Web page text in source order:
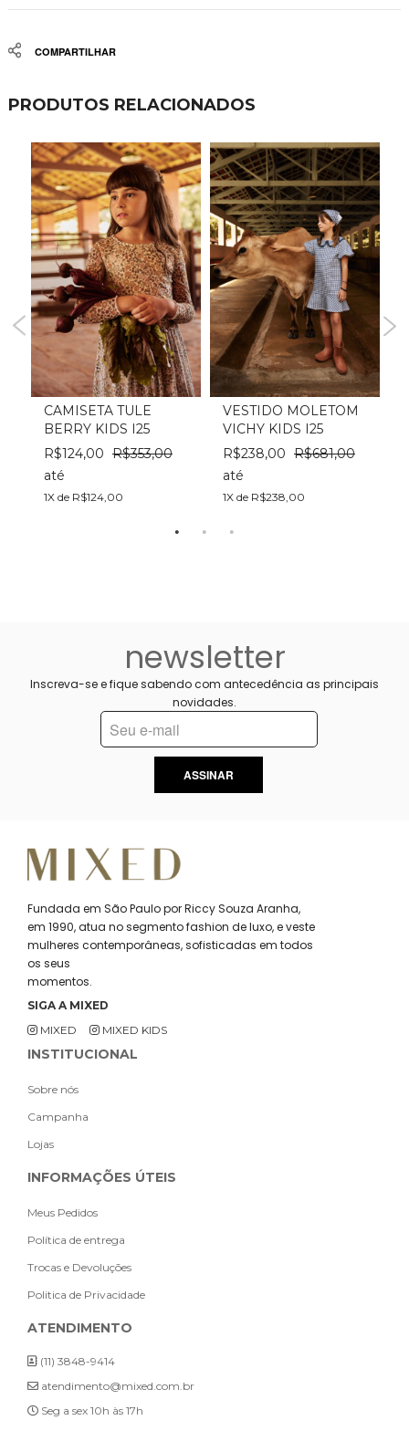
Share
PRODUTOS RELACIONADOS
CAMISETA TULE
BERRY KIDS I25
R$124,00 R$353,00
até
1X de R$124,00
VESTIDO MOLETOM
VICHY KIDS I25
R$238,00 R$681,00
até
1X de R$238,00
newsletter
Inscreva-se e fique sabendo com antecedência as principais
novidades.
ASSINAR
Fundada em São Paulo por Riccy Souza Aranha,
em 1990, atua no segmento fashion de luxo, e veste
mulheres contemporâneas, sofisticadas em todos
os seus
momentos.
SIGA A MIXED
MIXED
MIXED KIDS
INSTITUCIONAL
Sobre nós
Campanha
Lojas
INFORMAÇÕES ÚTEIS
Meus Pedidos
Política de entrega
Trocas e Devoluções
Politica de Privacidade
ATENDIMENTO
(11) 3848-9414
atendimento@mixed.com.br
Seg a sex 10h às 17h